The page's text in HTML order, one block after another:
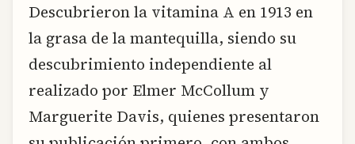
Descubrieron la vitamina A en 1913 en
la grasa de la mantequilla, siendo su
descubrimiento independiente al
realizado por Elmer McCollum y
Marguerite Davis, quienes presentaron